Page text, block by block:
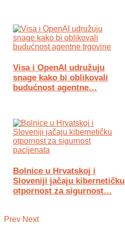
Visa i OpenAI udružuju
snage kako bi oblikovali
budućnost agentne…
Bolnice u Hrvatskoj i
Sloveniji jačaju kibernetičku
otpornost za sigurnost…
Prev Next